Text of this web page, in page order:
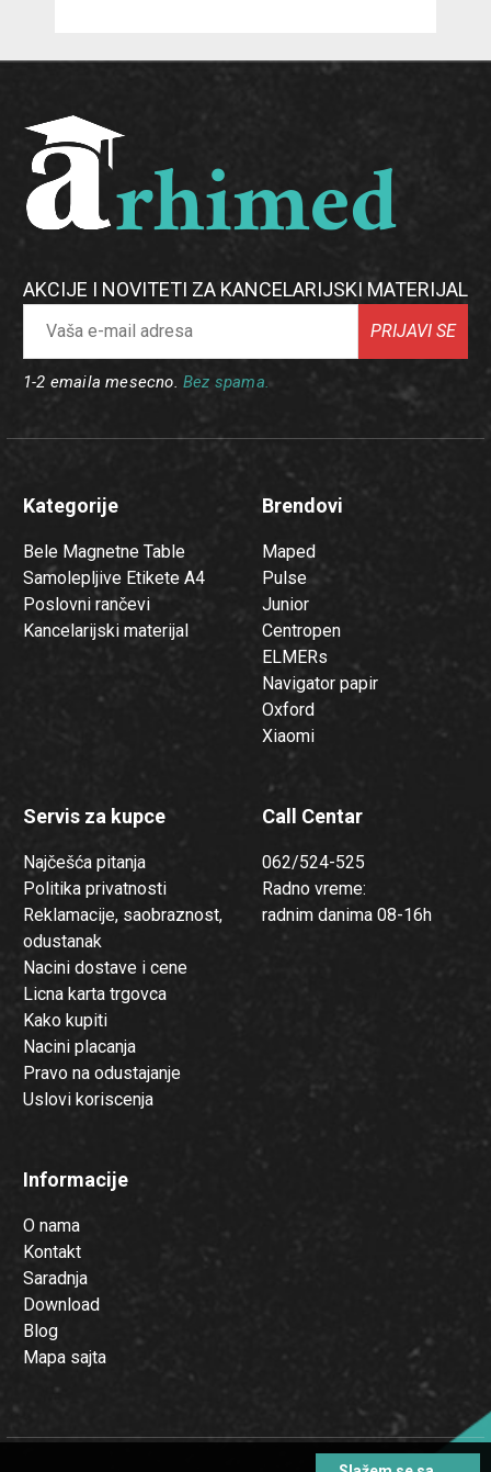
AKCIJE I NOVITETI ZA KANCELARIJSKI MATERIJAL
PRIJAVI SE
1-2 emaila mesecno. Bez spama.
Kategorije
Bele Magnetne Table
Samolepljive Etikete A4
Poslovni rančevi
Kancelarijski materijal
Brendovi
Maped
Pulse
Junior
Centropen
ELMERs
Navigator papir
Oxford
Xiaomi
Servis za kupce
Najčešća pitanja
Politika privatnosti
Reklamacije, saobraznost,
odustanak
Nacini dostave i cene
Licna karta trgovca
Kako kupiti
Nacini placanja
Pravo na odustajanje
Uslovi koriscenja
Call Centar
062/524-525
Radno vreme:
radnim danima 08-16h
Informacije
O nama
Kontakt
Saradnja
Download
Blog
Mapa sajta